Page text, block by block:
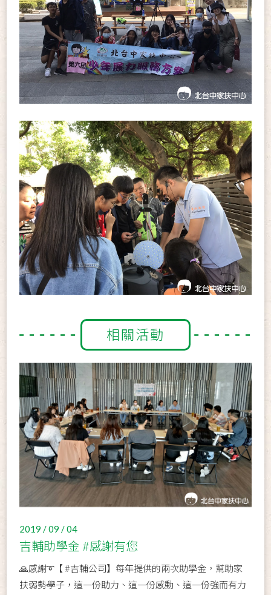
相關活動
2019 / 09 / 04
吉輔助學金 #感謝有您
🙏感謝➰【 #吉輔公司】每年提供的兩次助學金，幫助家
扶弱勢學子，這一份助力、這一份感動、這一份強而有力